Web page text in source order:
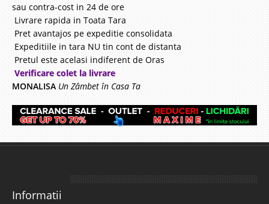
sau contra-cost in 24 de ore
Livrare rapida in Toata Tara
Pret avantajos pe expeditie consolidata
Expeditiile in tara NU tin cont de distanta
Pretul este acelasi indiferent de Oras
Verificare colet la livrare
MONALISA Un Zâmbet în Casa Ta
Informatii